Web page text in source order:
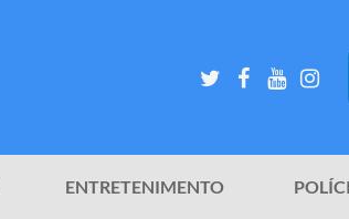
ENTRETENIMENTO